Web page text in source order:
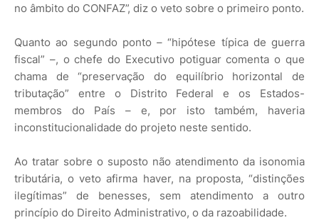
no âmbito do CONFAZ”, diz o veto sobre o primeiro ponto.
Quanto ao segundo ponto – “hipótese típica de guerra
fiscal” –, o chefe do Executivo potiguar comenta o que
chama de “preservação do equilíbrio horizontal de
tributação” entre o Distrito Federal e os Estados-
membros do País – e, por isto também, haveria
inconstitucionalidade do projeto neste sentido.
Ao tratar sobre o suposto não atendimento da isonomia
tributária, o veto afirma haver, na proposta, “distinções
ilegítimas” de benesses, sem atendimento a outro
princípio do Direito Administrativo, o da razoabilidade.